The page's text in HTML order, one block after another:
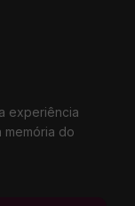
experiência
memória do